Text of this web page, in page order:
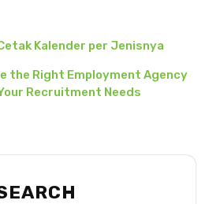
Kalender per Jenisnya
the Right Employment Agency
Recruitment Needs